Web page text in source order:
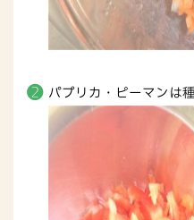
パプリカ・ピーマンは